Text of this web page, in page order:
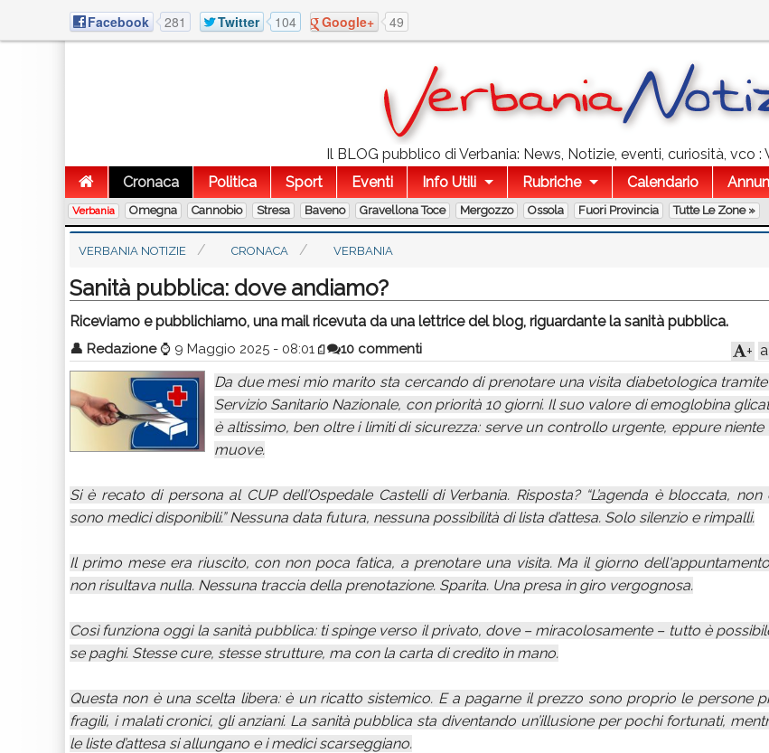
Facebook 281 Twitter 104 Google+ 49
Il BLOG pubblico di Verbania: News, Notizie, eventi, curiosità, vco :
Cronaca
Politica Sport Eventi Info Utili Rubriche Calendario
Verbania Omegna Cannobio Stresa Baveno Gravellona Toce Mergozzo Ossola Fuori Provincia Tutte Le Zone »
VERBANIA NOTIZIE CRONACA VERBANIA
Sanità pubblica: dove andiamo?
Riceviamo e pubblichiamo, una mail ricevuta da una lettrice del blog, riguardante la sanità pubblica.
👤 Redazione ⌚ 9 Maggio 2025 - 08:01 10 commenti
+
Da due mesi mio marito sta cercando di prenotare una visita diabetologica
Servizio Sanitario Nazionale, con priorità 10 giorni. Il suo valore di emoglobina
è altissimo, ben oltre i limiti di sicurezza: serve un controllo urgente, eppure niente
muove.
Si è recato di persona al CUP dell’Ospedale Castelli di Verbania. Risposta? “L’agenda è bloccata, non
sono medici disponibili.” Nessuna data futura, nessuna possibilità di lista d’attesa. Solo silenzio e rimpalli.
Il primo mese era riuscito, con non poca fatica, a prenotare una visita. Ma il giorno
non risultava nulla. Nessuna traccia della prenotazione. Sparita. Una presa in giro vergognosa.
Così funziona oggi la sanità pubblica: ti spinge verso il privato, dove – miracolosamente – tutto è
se paghi. Stesse cure, stesse strutture, ma con la carta di credito in mano.
Questa non è una scelta libera: è un ricatto sistemico. E a pagarne il prezzo sono proprio le persone
fragili, i malati cronici, gli anziani. La sanità pubblica sta diventando un’illusione per pochi fortunati,
le liste d’attesa si allungano e i medici scarseggiano.